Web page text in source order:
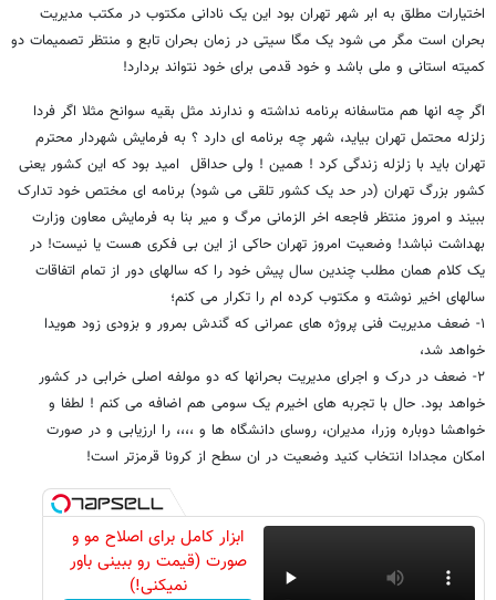
اختیارات مطلق به ابر شهر تهران بود این یک نادانی مکتوب در مکتب مدیریت
بحران است مگر می شود یک مگا سیتی در زمان بحران تابع و منتظر تصمیمات دو
کمیته استانی و ملی باشد و خود قدمی برای خود نتواند بردارد!
اگر چه انها هم متاسفانه برنامه نداشته و ندارند مثل بقیه سوانح مثلا اگر فردا
زلزله محتمل تهران بیاید، شهر چه برنامه ای دارد ؟ به فرمایش شهردار محترم
تهران باید با زلزله زندگی کرد ! همین ! ولی حداقل امید بود که این کشور یعنی
کشور بزرگ تهران (در حد یک کشور تلقی می شود) برنامه ای مختص خود تدارک
ببیند و امروز منتظر فاجعه اخر الزمانی مرگ و میر بنا به فرمایش معاون وزارت
بهداشت نباشد! وضعیت امروز تهران حاکی از این بی فکری هست یا نیست! در
یک کلام همان مطلب چندین سال پیش خود را که سالهای دور از تمام اتفاقات
سالهای اخیر نوشته و مکتوب کرده ام را تکرار می کنم؛
١- ضعف مدیریت فنی پروژه های عمرانی که گندش بمرور و بزودی زود هویدا
خواهد شد،
٢- ضعف در درک و اجرای مدیریت بحرانها که دو مولفه اصلی خرابی در کشور
خواهد بود. حال با تجربه های اخیرم یک سومی هم اضافه می کنم ! لطفا و
خواهشا دوباره وزرا، مدیران، روسای دانشگاه ها و ،،،، را ارزیابی و در صورت
امکان مجدادا انتخاب کنید وضعیت در ان سطح از کرونا قرمزتر است!
ابزار کامل برای اصلاح مو و
صورت (قیمت رو ببینی باور
نمیکنی!)